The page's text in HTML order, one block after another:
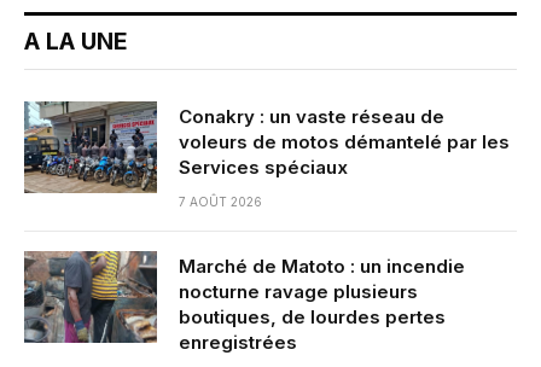
A LA UNE
Conakry : un vaste réseau de
voleurs de motos démantelé par les
Services spéciaux
7 AOÛT 2026
Marché de Matoto : un incendie
nocturne ravage plusieurs
boutiques, de lourdes pertes
enregistrées